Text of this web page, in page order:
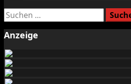
Suchen
Anzeige